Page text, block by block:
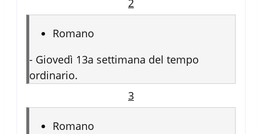
2
Romano
- Giovedì 13a settimana del tempo
ordinario.
3
Romano